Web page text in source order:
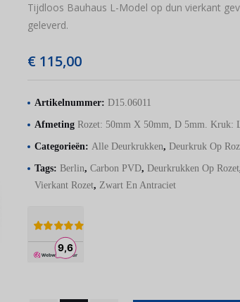
Tijdloos Bauhaus L-Model op dun vierkant
geleverd.
€115,00
Artikelnummer: D15.06011
Afmeting Rozet: 50mm X 50mm, D 5mm. Kruk:
Categorieën: Alle Deurkrukken, Deurkruk Op
Tags: Berlin, Carbon PVD, Deurkrukken Op Rozet
Vierkant Rozet, Zwart En Antraciet